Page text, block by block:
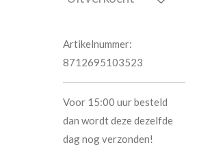
Artikelnummer:
8712695103523
Voor 15:00 uur besteld
dan wordt deze dezelfde
dag nog verzonden!